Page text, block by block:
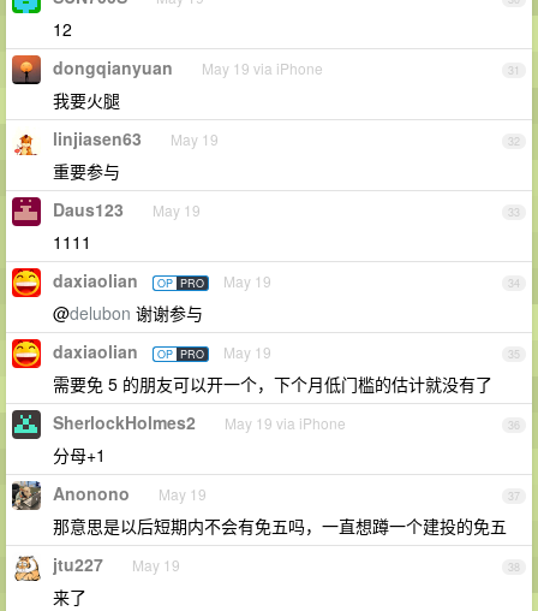
12
31
dongqianyuan May 19 via iPhone
我要火腿
32
linjiasen63 May 19
重要参与
33
Daus123 May 19
1111
34
daxiaolian OP PRO May 19
@delubon 谢谢参与
35
daxiaolian OP PRO May 19
需要免 5 的朋友可以开一个，下个月低门槛的估计就没有了
36
SherlockHolmes2 May 19 via iPhone
分母+1
37
Anonono May 19
那意思是以后短期内不会有免五吗，一直想蹲一个建投的免五
38
jtu227 May 19
来了